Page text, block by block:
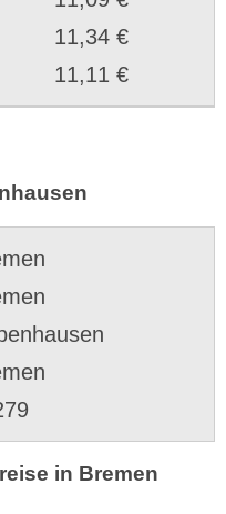
11,34 €
11,11 €
in Bremen